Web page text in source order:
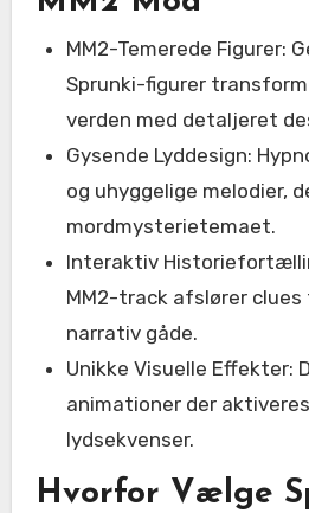
MM2-Temerede Figurer:
Sprunki-figurer
verden med detaljeret
Gysende Lyddesign:
og uhyggelige melodier,
mordmysterietemaet.
Interaktiv
MM2-track afslører
narrativ gåde.
Unikke Visuelle Effekter:
animationer der
lydsekvenser.
Hvorfor Vælge